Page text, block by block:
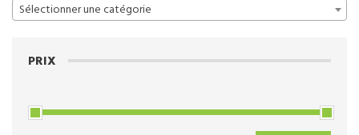
Sélectionner une catégorie
PRIX